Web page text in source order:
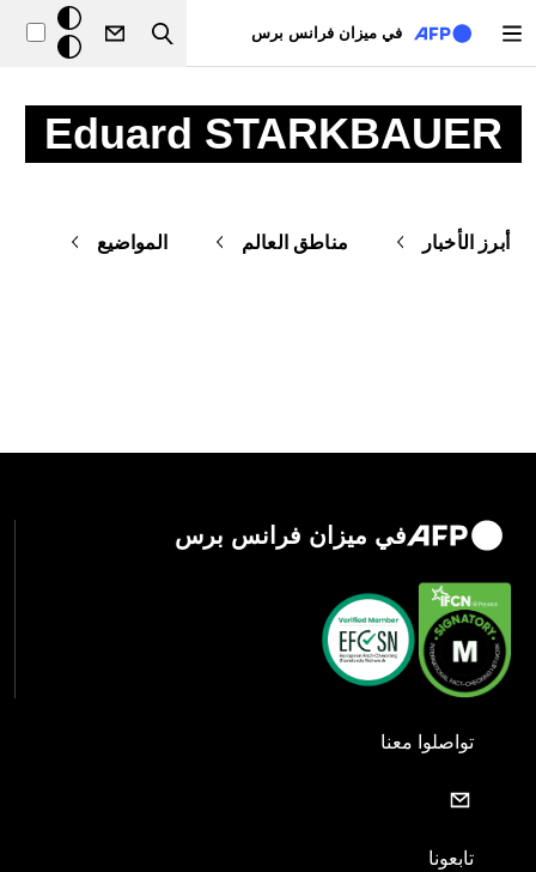
في ميزان فرانس برس
Search
خلفيّة
داكنة
Eduard STARKBAUER
أبرز الأخبار مناطق العالم المواضيع
في ميزان فرانس برس
تواصلوا معنا
تابعونا